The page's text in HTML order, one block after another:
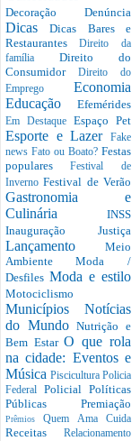
Decoração Denúncia
DicasDicas Bares e
RestaurantesDireito da
família Direito do
Consumidor Direito do
Emprego Economia
Educação Efemérides
Em Destaque Espaço Pet
Esporte e Lazer
Fake
news Fato ou Boato? Festas
popularesFestival de
InvernoFestival de Verão
Gastronomia e
Culinária INSS
Inauguração Justiça
Lançamento Meio
AmbienteModa /
Desfiles Moda e estilo
Motociclismo
Municípios Notícias
do MundoNutrição e
Bem EstarO que rola
na cidade: Eventos e
Música Piscicultura Policia
Federal Policial Políticas
Públicas Premiação
PrêmiosQuem Ama Cuida
Receitas Relacionamento